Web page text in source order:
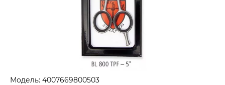
Модель: 4007669800503